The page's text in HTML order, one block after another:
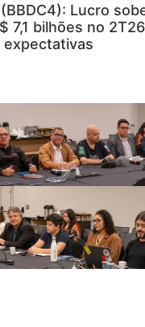
Lucro
7,1 bilhões no
expectativas